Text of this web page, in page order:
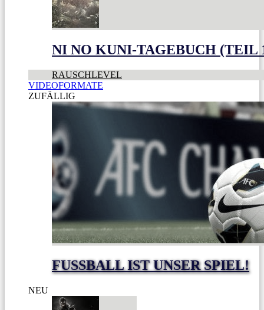
NI NO KUNI-TAGEBUCH (TEIL
RAUSCHLEVEL
VIDEOFORMATE
ZUFÄLLIG
FUSSBALL IST UNSER SPIEL!
NEU